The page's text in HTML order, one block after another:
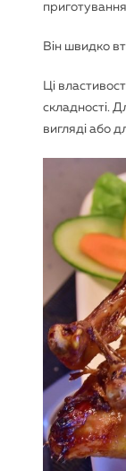
Він швидко
Ці
складності.
вигляді або